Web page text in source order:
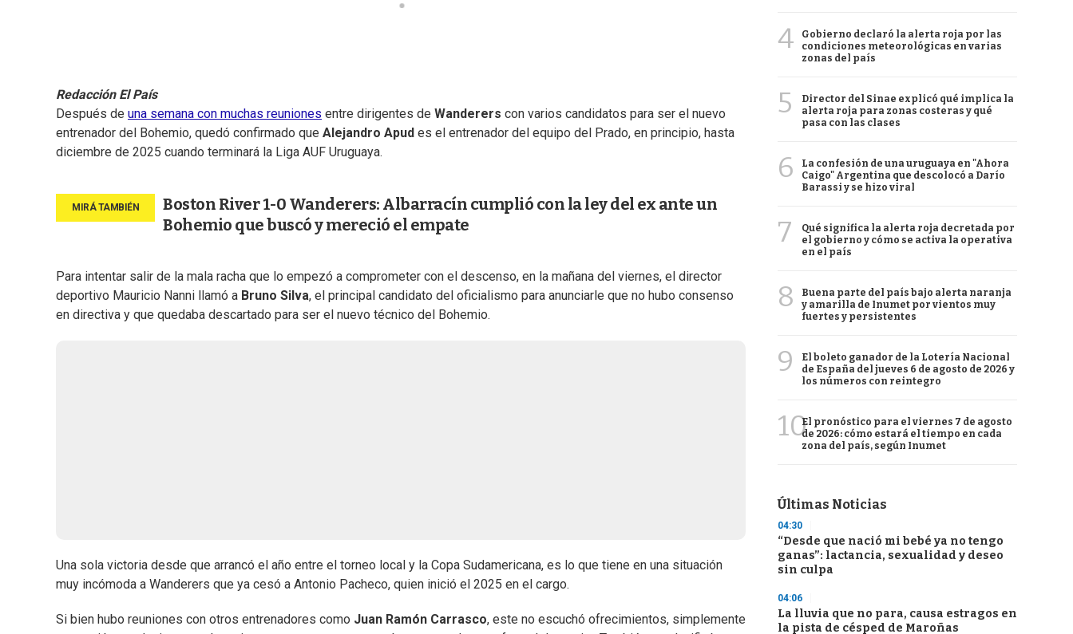
Redacción El País
Después de una semana con muchas reuniones entre dirigentes de Wanderers con varios candidatos para ser el nuevo
entrenador del Bohemio, quedó confirmado que Alejandro Apud es el entrenador del equipo del Prado, en principio, hasta
diciembre de 2025 cuando terminará la Liga AUF Uruguaya.
Boston River 1-0 Wanderers: Albarracín cumplió con la ley del ex ante un
Bohemio que buscó y mereció el empate
Para intentar salir de la mala racha que lo empezó a comprometer con el descenso, en la mañana del viernes, el director
deportivo Mauricio Nanni llamó a Bruno Silva, el principal candidato del oficialismo para anunciarle que no hubo consenso
en directiva y que quedaba descartado para ser el nuevo técnico del Bohemio.
Una sola victoria desde que arrancó el año entre el torneo local y la Copa Sudamericana, es lo que tiene en una situación
muy incómoda a Wanderers que ya cesó a Antonio Pacheco, quien inició el 2025 en el cargo.
Si bien hubo reuniones con otros entrenadores como Juan Ramón Carrasco, este no escuchó ofrecimientos, simplemente
4
Gobierno declaró la alerta roja por las
condiciones meteorológicas en varias
zonas del país
5
Director del Sinae explicó qué implica la
alerta roja para zonas costeras y qué
pasa con las clases
6
La confesión de una uruguaya en "Ahora
Caigo" Argentina que descolocó a Darío
Barassi y se hizo viral
7
Qué significa la alerta roja decretada por
el gobierno y cómo se activa la operativa
en el país
8
Buena parte del país bajo alerta naranja
y amarilla de Inumet por vientos muy
fuertes y persistentes
9
El boleto ganador de la Lotería Nacional
de España del jueves 6 de agosto de 2026 y
los números con reintegro
10El pronóstico para el viernes 7 de agosto
de 2026: cómo estará el tiempo en cada
zona del país, según Inumet
Últimas Noticias
04:30
“Desde que nació mi bebé ya no tengo
ganas”: lactancia, sexualidad y deseo
sin culpa
04:06
La lluvia que no para, causa estragos en
la pista de césped de Maroñas